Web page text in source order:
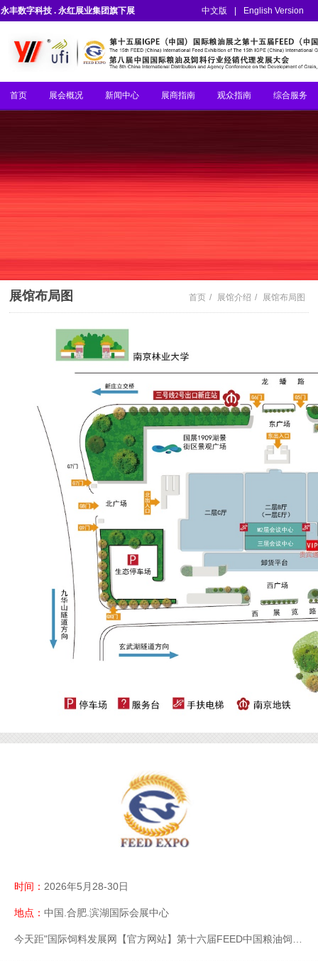
永丰数字科技 . 永红展业集团旗下展 中文版 English Version
首页 展会概况 新闻中心 展商指南 观众指南 综合服务
展馆布局图 首页 / 展馆介绍 / 展馆布局图
时间： 2026年5月28-30日
地点： 中国.合肥.滨湖国际会展中心